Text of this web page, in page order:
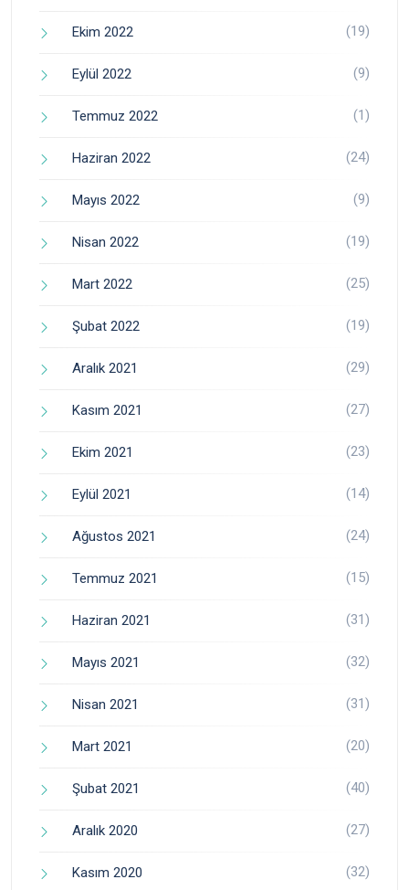
Ekim 2022 (19)
Eylül 2022 (9)
Temmuz 2022 (1)
Haziran 2022 (24)
Mayıs 2022 (9)
Nisan 2022 (19)
Mart 2022 (25)
Şubat 2022 (19)
Aralık 2021 (29)
Kasım 2021 (27)
Ekim 2021 (23)
Eylül 2021 (14)
Ağustos 2021 (24)
Temmuz 2021 (15)
Haziran 2021 (31)
Mayıs 2021 (32)
Nisan 2021 (31)
Mart 2021 (20)
Şubat 2021 (40)
Aralık 2020 (27)
Kasım 2020 (32)